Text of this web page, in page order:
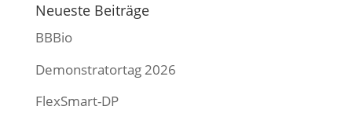
Neueste Beiträge
BBBio
Demonstratortag 2026
FlexSmart-DP